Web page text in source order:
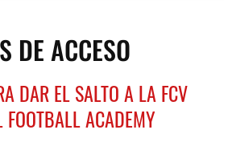
DE ACCESO
DAR EL SALTO A LA FCV
FOOTBALL ACADEMY